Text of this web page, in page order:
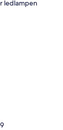
ledlampen